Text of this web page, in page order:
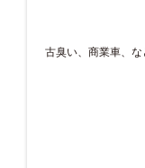
古臭い、商業車、な